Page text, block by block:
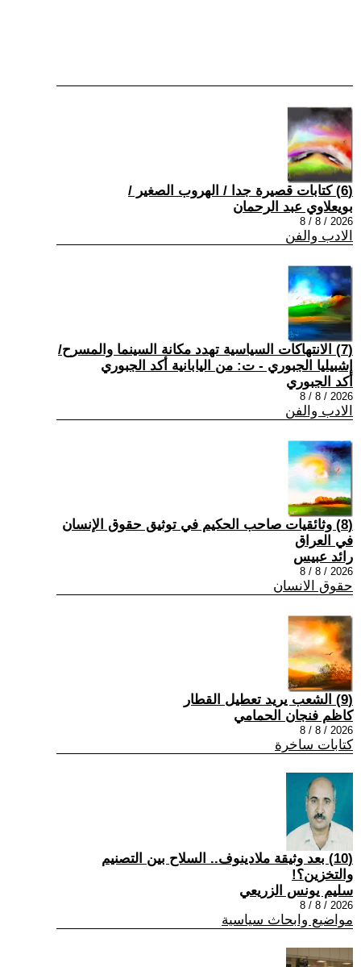
(6) كتابات قصيرة جدا / الهروب الصغير /
بويعلاوي عبد الرحمان
2026 / 8 / 8
الادب والفن
(7) الانتهاكات السياسية تهدد مكانة السينما والمسرح/
إشبيليا الجبوري - ت: من اليابانية أكد الجبوري
أكد الجبوري
2026 / 8 / 8
الادب والفن
(8) وثائقيات صاحب الحكيم في توثيق حقوق الإنسان
في العراق
رائد عبيس
2026 / 8 / 8
حقوق الانسان
(9) الشعب يريد تعطيل القطار
كاظم فنجان الحمامي
2026 / 8 / 8
كتابات ساخرة
(10) بعد وثيقة ملادينوف.. السلاح بين التصنيم
والتخزين؟!
سليم يونس الزريعي
2026 / 8 / 8
مواضيع وابحاث سياسية